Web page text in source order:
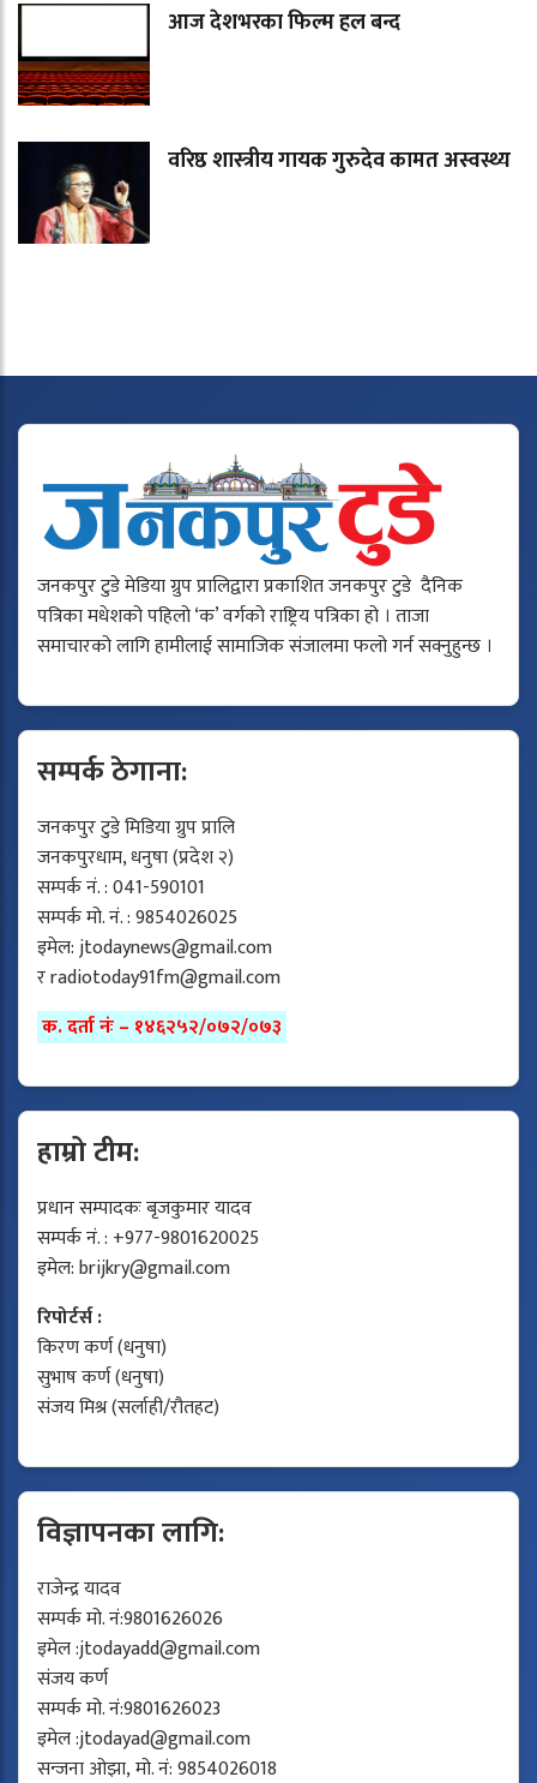
आज देशभरका फिल्म हल बन्द
वरिष्ठ शास्त्रीय गायक गुरुदेव कामत अस्वस्थ्य
जनकपुर टुडे मेडिया ग्रुप प्रालिद्वारा प्रकाशित जनकपुर टुडे दैनिक
पत्रिका मधेशको पहिलो ‘क’ वर्गको राष्ट्रिय पत्रिका हो । ताजा
समाचारको लागि हामीलाई सामाजिक संजालमा फलो गर्न सक्नुहुन्छ ।
सम्पर्क ठेगाना:
जनकपुर टुडे मिडिया ग्रुप प्रालि
जनकपुरधाम, धनुषा (प्रदेश २)
सम्पर्क नं. : 041-590101
सम्पर्क मो. नं. : 9854026025
इमेल:jtodaynews@gmail.com
रradiotoday91fm@gmail.com
क. दर्ता नंः – १४६२५२/०७२/०७३
हाम्रो टीम:
प्रधान सम्पादकः बृजकुमार यादव
सम्पर्क नं. : +977-9801620025
इमेल:brijkry@gmail.com
रिपोर्टर्स :
किरण कर्ण (धनुषा)
सुभाष कर्ण (धनुषा)
संजय मिश्र (सर्लाही/रौतहट)
विज्ञापनका लागि:
राजेन्द्र यादव
सम्पर्क मो. नं:9801626026
इमेल :jtodayadd@gmail.com
संजय कर्ण
सम्पर्क मो. नं:9801626023
इमेल :jtodayad@gmail.com
सन्जना ओझा, मो. नं: 9854026018